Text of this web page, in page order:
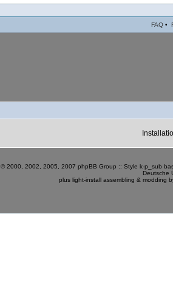
FAQ •
© 2000, 2002, 2005, 2007 phpBB Group :: Style k-p_sub
Deutsche
plus light-install assembling & modding